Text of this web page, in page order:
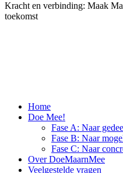
Kracht en verbinding: Maak
toekomst
Home
Doe Mee!
Fase A: Naar
Fase B: Naar
Fase C: Naar
Over DoeMaarnMee
Veelgestelde vragen